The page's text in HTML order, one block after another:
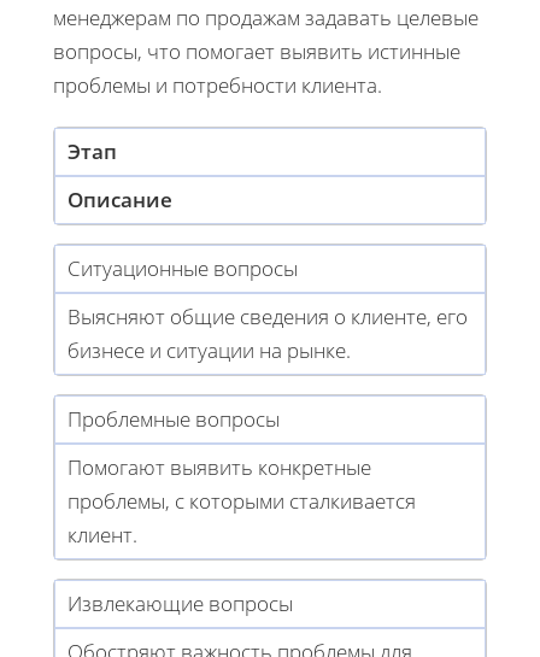
менеджерам по продажам задавать целевые
вопросы, что помогает выявить истинные
проблемы и потребности клиента.
Этап
Описание
Ситуационные вопросы
Выясняют общие сведения о клиенте, его
бизнесе и ситуации на рынке.
Проблемные вопросы
Помогают выявить конкретные
проблемы, с которыми сталкивается
клиент.
Извлекающие вопросы